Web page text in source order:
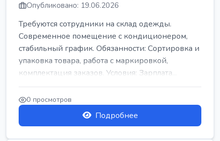
Опубликовано: 19.06.2026
Требуются сотрудники на склад одежды.
Современное помещение с кондиционером,
стабильный график. Обязанности: Сортировка и
упаковка товара, работа с маркировкой,
комплектация заказов. Условия: Зарплата...
0 просмотров
Подробнее